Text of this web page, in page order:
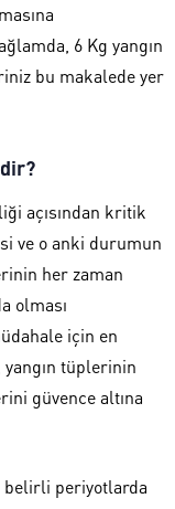
6 Kg yangın
bu makalede yer
açısından kritik
ve o anki durumun
her zaman
olması
için en
tüplerinin
güvence altına
belirli periyotlarda